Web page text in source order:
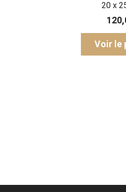
20 x 25,5 cm
120,00€
Voir le produit